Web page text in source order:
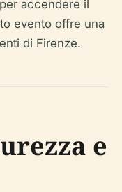
accendere il
evento offre una
di Firenze.
e